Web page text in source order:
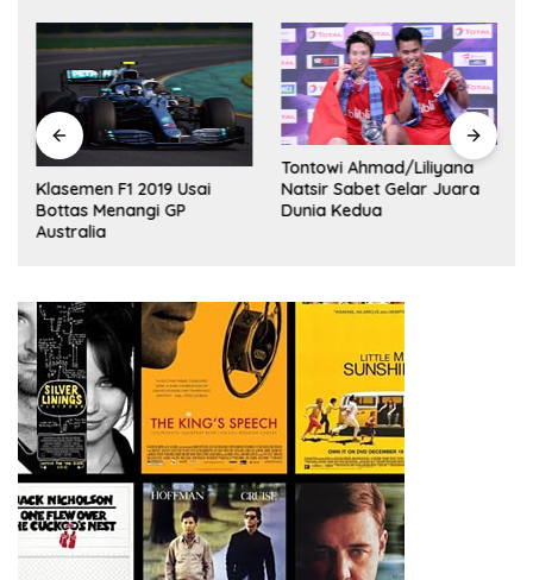
Klasemen F1 2019 Usai
Bottas Menangi GP
Australia
Tontowi Ahmad/Liliyana
Natsir Sabet Gelar Juara
Dunia Kedua